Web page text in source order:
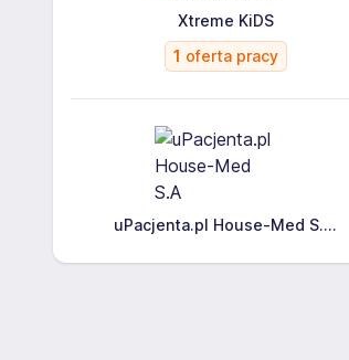
Xtreme KiDS
1 oferta pracy
uPacjenta.pl House-Med S....